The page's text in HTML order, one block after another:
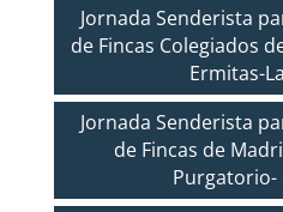
Jornada Senderista
de Fincas Colegiados
Ermitas-
Jornada Senderista
de Fincas de
Purgatorio-